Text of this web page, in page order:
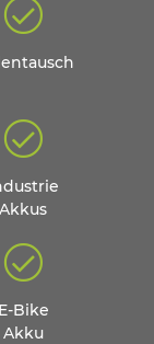
Akkus
E-Bike
Akku